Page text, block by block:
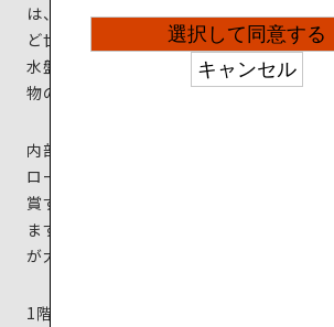
は、パリのポンピドゥー・センター・
ど世界中で活躍する建築家・坂茂の設
水盤があり、建物が映り込む景色が印
物の冷暖房に使った富士山の湧水を再利
内部には1階から5階まで全長193mの
ロープが続き、斜路を登りながら映像
賞することで、富士登山を疑似体験で
ます。最上階まで登ると、刻々と姿を
が大きな窓いっぱいに広がっています。
1階には開放的なカフェがあり、富士山
選択して同意する
キャンセル